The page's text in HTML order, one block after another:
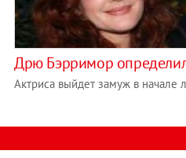
Дрю Бэрримор
Актриса выйдет замуж в начале